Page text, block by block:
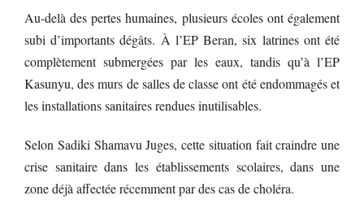
Au-delà des pertes humaines, plusieurs écoles ont également
subi d’importants dégâts. À l’EP Beran, six latrines ont été
complètement submergées par les eaux, tandis qu’à l’EP
Kasunyu, des murs de salles de classe ont été endommagés et
les installations sanitaires rendues inutilisables.
Selon Sadiki Shamavu Juges, cette situation fait craindre une
crise sanitaire dans les établissements scolaires, dans une
zone déjà affectée récemment par des cas de choléra.